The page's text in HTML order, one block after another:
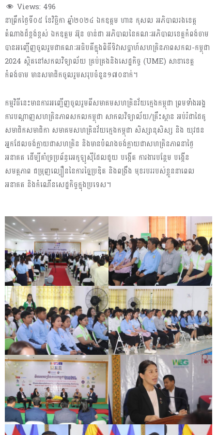
Views: 496
នាព្រឹកថ្ងៃទី០៥ ខែវិច្ឆិកា​ ឆ្នាំ២០២៤ ឯកឧត្តម ហាន កុសល អភិបាលរងខេត្ត
តំណាងដ៏ខ្ពង់ខ្ពស់ ឯកឧត្តម អ៊ុន ចាន់ដា អភិបាលនៃគណៈអភិបាលខេត្តកំពង់ចាម
បានអញ្ជើញចូលរួមជាគណៈអធិបតីក្នុងពិធីទិវាសប្តាហ៍សហគ្រិនភាពសកល-កម្ពុជា
2024 ស្ថិត​នៅសកលវិទ្យាល័យ គ្រប់គ្រងនិងសេដ្ឋកិច្ច (UME) សាខាខេត្ត
កំពង់ចាម មានសមាជិកចូលរួមសរុបចំនួន១៧០នាក់។​
កម្មវិធីនេះមានការអញ្ជើញចូលរួមពីសមាគមសហគ្រិនវ័យក្មេងកម្ពុជា ព្រមទាំងអង្គ
ការបណ្តាញសហគ្រិនភាពសកលកម្ពុជា សាកលវិទ្យាល័យ/គ្រឹះស្ថាន អប់រំជាដៃគូ
សមាជិកសមាជិកា សមាគមសហគ្រិនវ័យក្មេងកម្ពុជា សិស្សានុសិស្ស និង យុវជន
អ្នកដែលចង់ក្លាយជាសហគ្រិន និងមានបំណងចង់ក្លាយជាសហគ្រិនភាពនាថ្ងៃ
អនាគត ដើម្បីគាំទ្រប្រព័ន្ធអេកូឡូស៊ីដែលជួយ បង្កើត ការងារបន្ថែម បង្កើន
សមត្ថភាព ជម្រុញល្បឿននៃការច្នៃប្រឌិត និងពង្រឹង មុខរបររបស់ខ្លួននាពេល
អនាគត និងកំណើនសេដ្ឋកិច្ចក្នុងប្រទេស។